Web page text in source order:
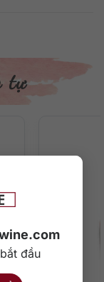
đầu
của nhà
đá viên, pha
tự